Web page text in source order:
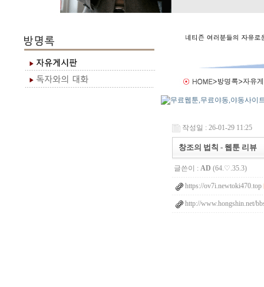
작성일 : 26-01-29 11:25
창조의 법칙 - 웹툰 리뷰
글쓴이 : AD (64.♡.35.3)
https://ov7i.newtoki470.top
http://www.hongshin.net/